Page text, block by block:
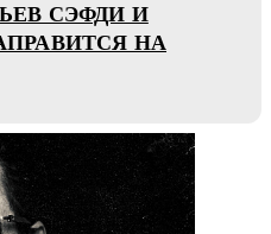
СЭФДИ И
НА